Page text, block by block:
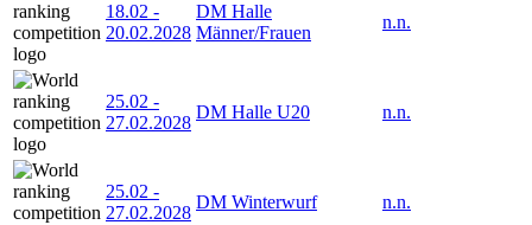
18.02 -
20.02.2028
DM Halle
Männer/Frauen
n.n.
25.02 -
27.02.2028
DM Halle U20 n.n.
25.02 -
27.02.2028
DM Winterwurf n.n.